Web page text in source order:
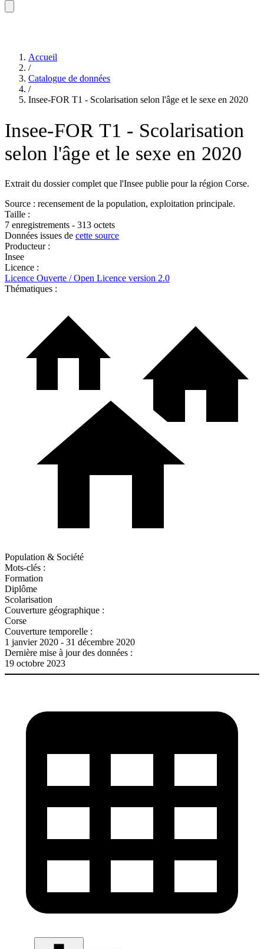
Accueil
/
Catalogue de données
/
Insee-FOR T1 - Scolarisation selon l'âge et le sexe en 2020
Insee-FOR T1 - Scolarisation
selon l'âge et le sexe en 2020
Extrait du dossier complet que l'Insee publie pour la région Corse.
Source : recensement de la population, exploitation principale.
Taille :
7 enregistrements - 313 octets
Données issues de cette source
Producteur :
Insee
Licence :
Licence Ouverte / Open Licence version 2.0
Thématiques :
Population & Société
Mots-clés :
Formation
Diplôme
Scolarisation
Couverture géographique :
Corse
Couverture temporelle :
1 janvier 2020 - 31 décembre 2020
Dernière mise à jour des données :
19 octobre 2023